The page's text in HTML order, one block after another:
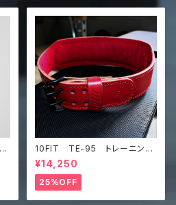
10FIT TE-95 トレーニング
ベルト リフティングベルト パ
ワーベルト レザー ワインレ
ッド lifting belt power b
elt
¥14,250
25%OFF